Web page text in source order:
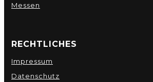
Messen
RECHTLICHES
Impressum
Datenschutz